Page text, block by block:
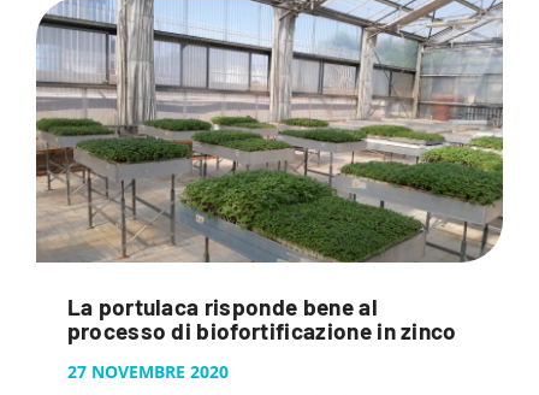
La portulaca risponde bene al
processo di biofortificazione in zinco
27 NOVEMBRE 2020